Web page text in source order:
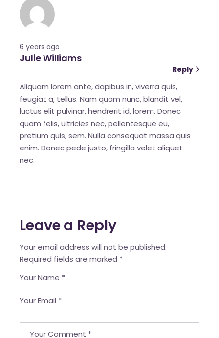
6 years ago
Julie Williams
Reply
Aliquam lorem ante, dapibus in, viverra quis,
feugiat a, tellus. Nam quam nunc, blandit vel,
luctus elit pulvinar, hendrerit id, lorem. Donec
quam felis, ultricies nec, pellentesque eu,
pretium quis, sem. Nulla consequat massa quis
enim. Donec pede justo, fringilla velet aliquet
nec.
Leave a Reply
Your email address will not be published.
Required fields are marked *